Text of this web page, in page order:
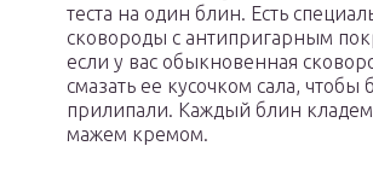
теста на один блин. Есть
сковороды с антипригарным
если у вас обыкновенная
смазать ее кусочком сала, чтобы
прилипали. Каждый блин кладем
мажем кремом.